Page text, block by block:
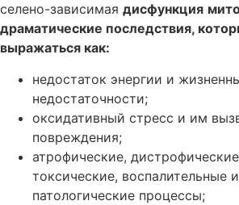
селено-зависимая дисфункция
драматические последствия,
выражаться как:
недостаток энергии и
недостаточности;
оксидативный стресс и им
повреждения;
атрофические,
токсические, воспалительные
патологические процессы;